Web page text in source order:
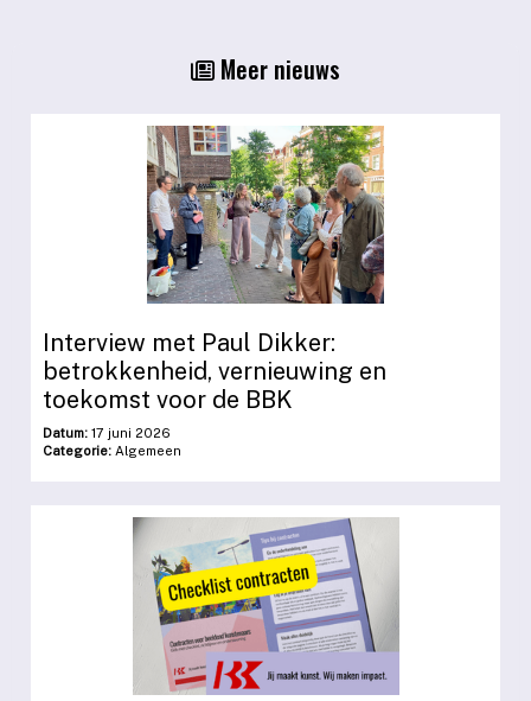
Meer nieuws
Interview met Paul Dikker:
betrokkenheid, vernieuwing en
toekomst voor de BBK
Datum: 17 juni 2026
Categorie: Algemeen